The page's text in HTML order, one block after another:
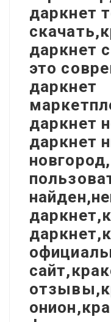
даркнет
даркнет
это
даркнет
даркнет
даркнет